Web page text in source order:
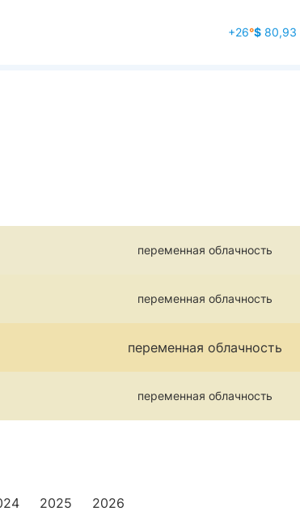
+26°$80,93
переменная облачность
переменная облачность
переменная облачность
переменная облачность
2025 2026